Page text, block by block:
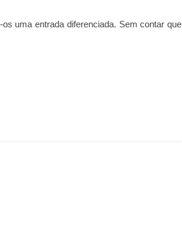
uma entrada diferenciada. Sem contar que